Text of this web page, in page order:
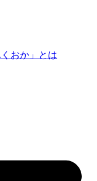
おか」とは